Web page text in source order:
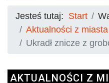
Jesteś tutaj: Start
Aktualności z miasta
Ukradł znicze z
AKTUALNOŚCI Z